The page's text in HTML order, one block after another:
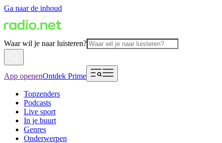
Ga naar de inhoud
Waar wil je naar luisteren?
App openenOntdek Prime
Topzenders
Podcasts
Live sport
In je buurt
Genres
Onderwerpen